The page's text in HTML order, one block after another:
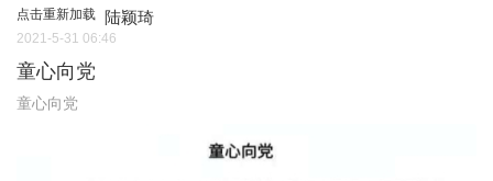
点击重新加载 陆颖琦
2021-5-31 06:46
童心向党
童心向党